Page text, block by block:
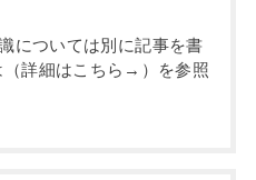
については別に記事を書
（詳細はこちら→）を参照